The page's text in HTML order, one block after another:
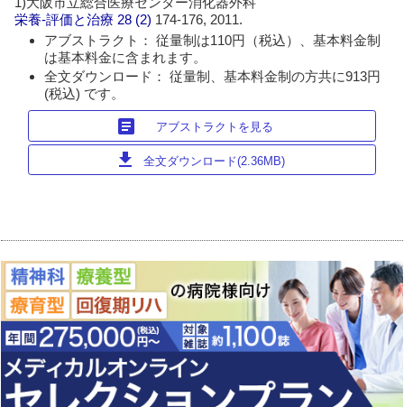
栄養-評価と治療 28 (2) 174-176, 2011.
アブストラクト： 従量制は110円（税込）、基本料金制
は基本料金に含まれます。
全文ダウンロード： 従量制、基本料金制の方共に913円
(税込) です。
article アブストラクトを見る
download 全文ダウンロード(2.36MB)